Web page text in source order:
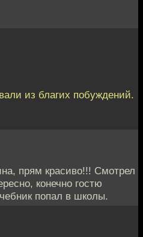
из благих побуждений.
прям красиво!!! Смотрел
конечно гостю
попал в школы.